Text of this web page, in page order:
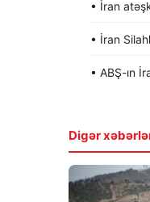
• İran
• İran
• ABŞ-ın
Digər